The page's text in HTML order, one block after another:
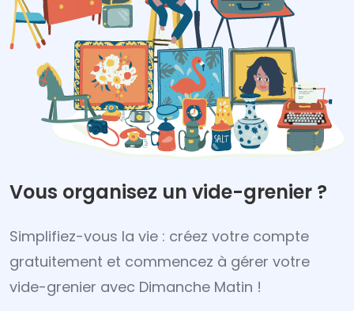
Vous organisez un vide-grenier ?
Simplifiez-vous la vie : créez votre compte
gratuitement et commencez à gérer votre
vide-grenier avec Dimanche Matin !